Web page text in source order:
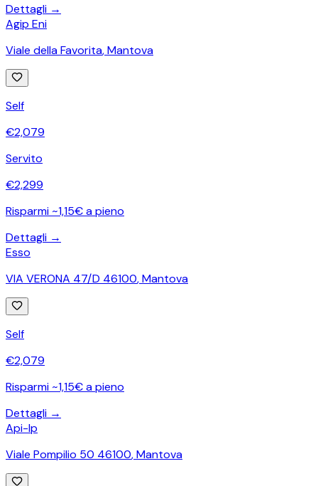
Dettagli →
Agip Eni
Viale della Favorita,Mantova
Self
€2,079
Servito
€2,299
Risparmi ~1,15€ a pieno
Dettagli →
Esso
VIA VERONA 47/D 46100,Mantova
Self
€2,079
Risparmi ~1,15€ a pieno
Dettagli →
Api-Ip
Viale Pompilio 50 46100,Mantova